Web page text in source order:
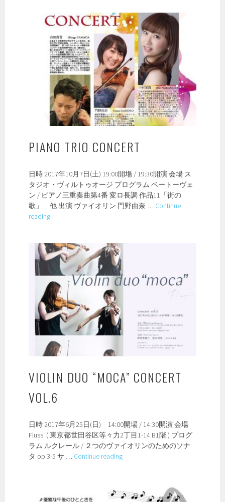
~
PIANO TRIO CONCERT
日時 2017年10月7日(土) 19:00開場 / 19:30開演 会場 ス
タジオ・ヴィルトゥオージ プログラム ベートーヴェ
ン / ピアノ三重奏曲第4番 変ロ長調 作品11「街の
歌」 他 出演 ヴァイオリン 門野由奈 … Continue
readingPIANO
VIOLIN DUO “MOCA” CONCERT
VOL.6
日時 2017年6月25日(日) 14:00開場 / 14:30開演 会場
Fluss ( 東京都世田谷区等々力2丁目1-14 B1階 ) プログ
ラム ルクレール / ２つのヴァイオリンのためのソナ
タ op.3-5 サ … Continue readingViolin
vol.6